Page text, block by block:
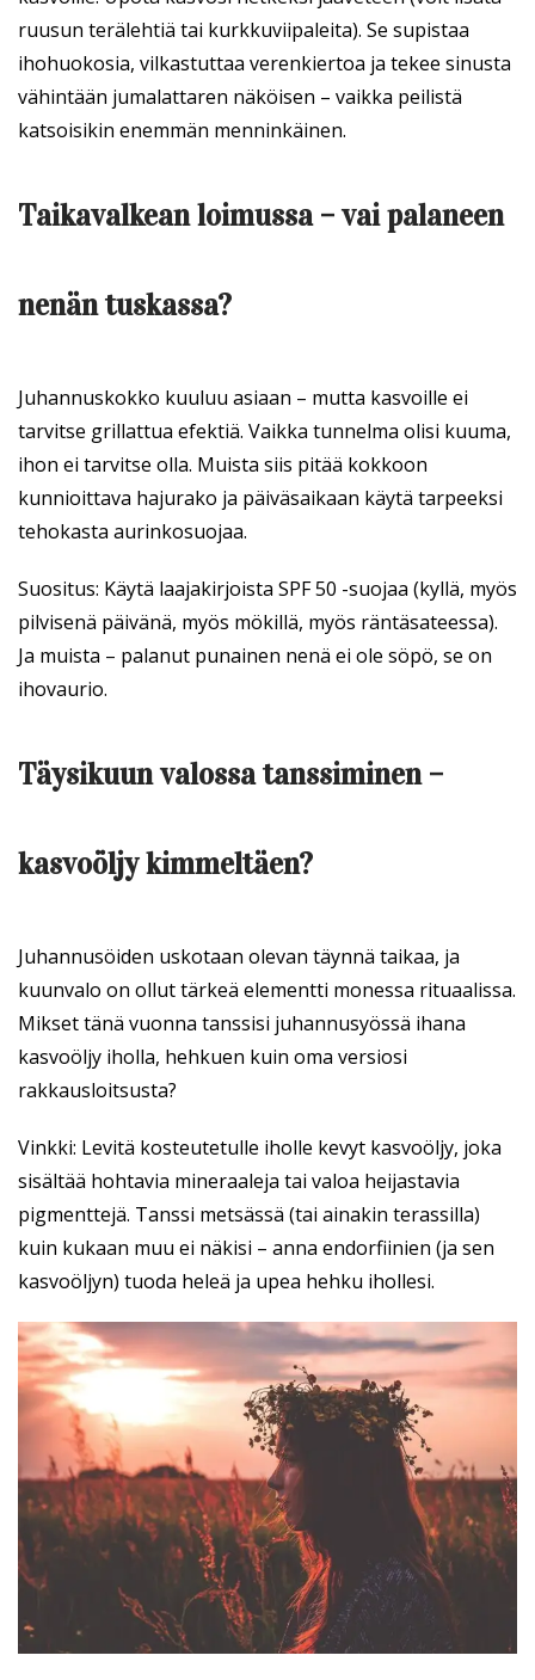
ruusun terälehtiä tai kurkkuviipaleita). Se supistaa
ihohuokosia, vilkastuttaa verenkiertoa ja tekee sinusta
vähintään jumalattaren näköisen – vaikka peilistä
katsoisikin enemmän menninkäinen.
Taikavalkean loimussa – vai palaneen
nenän tuskassa?
Juhannuskokko kuuluu asiaan – mutta kasvoille ei
tarvitse grillattua efektiä. Vaikka tunnelma olisi kuuma,
ihon ei tarvitse olla. Muista siis pitää kokkoon
kunnioittava hajurako ja päiväsaikaan käytä tarpeeksi
tehokasta aurinkosuojaa.
Suositus: Käytä laajakirjoista SPF 50 -suojaa (kyllä, myös
pilvisenä päivänä, myös mökillä, myös räntäsateessa).
Ja muista – palanut punainen nenä ei ole söpö, se on
ihovaurio.
Täysikuun valossa tanssiminen –
kasvoöljy kimmeltäen?
Juhannusöiden uskotaan olevan täynnä taikaa, ja
kuunvalo on ollut tärkeä elementti monessa rituaalissa.
Mikset tänä vuonna tanssisi juhannusyössä ihana
kasvoöljy iholla, hehkuen kuin oma versiosi
rakkausloitsusta?
Vinkki: Levitä kosteutetulle iholle kevyt kasvoöljy, joka
sisältää hohtavia mineraaleja tai valoa heijastavia
pigmenttejä. Tanssi metsässä (tai ainakin terassilla)
kuin kukaan muu ei näkisi – anna endorfiinien (ja sen
kasvoöljyn) tuoda heleä ja upea hehku ihollesi.